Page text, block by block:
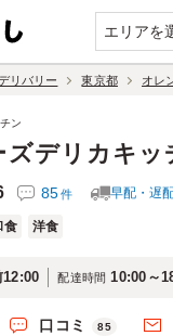
エリアを
リバリー 東京都 オレ
デリカキッ
ン
85件 早配・遅
食 洋食
12:00 配達時間 10:00～
口コミ 85